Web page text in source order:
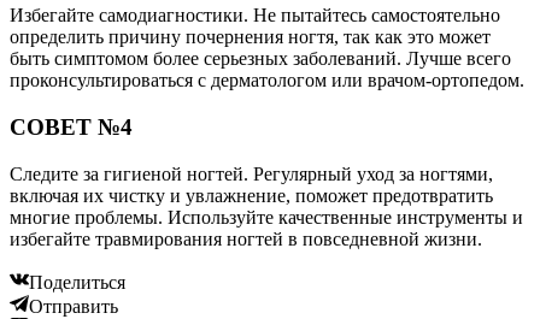
Избегайте самодиагностики. Не пытайтесь самостоятельно
определить причину почернения ногтя, так как это может
быть симптомом более серьезных заболеваний. Лучше всего
проконсультироваться с дерматологом или врачом-ортопедом.
СОВЕТ №4
Следите за гигиеной ногтей. Регулярный уход за ногтями,
включая их чистку и увлажнение, поможет предотвратить
многие проблемы. Используйте качественные инструменты и
избегайте травмирования ногтей в повседневной жизни.
Поделиться
Отправить